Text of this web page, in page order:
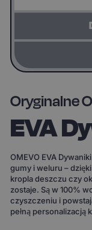
Oryginalne
EVA
OMEVO EVA
gumy i weluru –
kropla deszczu czy
zostaje. Są w 100%
czyszczeniu i
pełną personalizacją